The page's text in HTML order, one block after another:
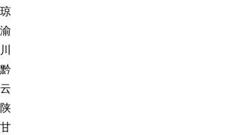
琼
渝
川
黔
云
陕
甘